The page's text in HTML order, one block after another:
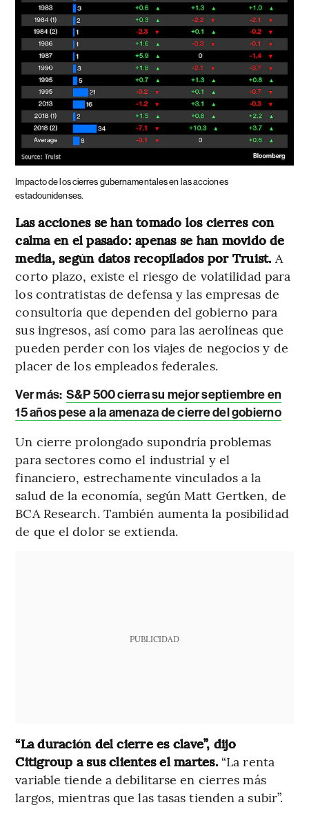
Impacto de los cierres gubernamentales en las acciones
estadounidenses.
Las acciones se han tomado los cierres con
calma en el pasado: apenas se han movido de
media, según datos recopilados por Truist. A
corto plazo, existe el riesgo de volatilidad para
los contratistas de defensa y las empresas de
consultoría que dependen del gobierno para
sus ingresos, así como para las aerolíneas que
pueden perder con los viajes de negocios y de
placer de los empleados federales.
Ver más: S&P 500 cierra su mejor septiembre en
15 años pese a la amenaza de cierre del gobierno
Un cierre prolongado supondría problemas
para sectores como el industrial y el
financiero, estrechamente vinculados a la
salud de la economía, según Matt Gertken, de
BCA Research. También aumenta la posibilidad
de que el dolor se extienda.
PUBLICIDAD
“La duración del cierre es clave”, dijo
Citigroup a sus clientes el martes.“La renta
variable tiende a debilitarse en cierres más
largos, mientras que las tasas tienden a subir”.